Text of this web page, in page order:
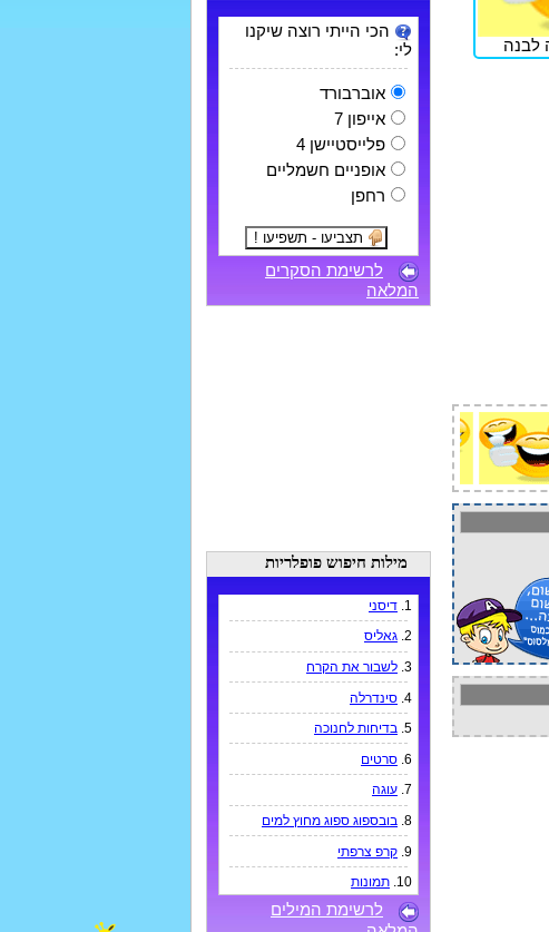
לבנה
הכי הייתי רוצה שיקנו
לי:
אוברבורד
אייפון 7
פלייסטיישן 4
אופניים חשמליים
רחפן
לרשימת הסקרים
המלאה
מילות חיפוש פופלריות
1. דיסני
2. גאליס
3. לשבור את הקרח
4. סינדרלה
5. בדיחות לחנוכה
6. סרטים
7. עוגה
8. בובספוג ספוג מחוץ למים
9. קרפ צרפתי
10. תמונות
לרשימת המילים